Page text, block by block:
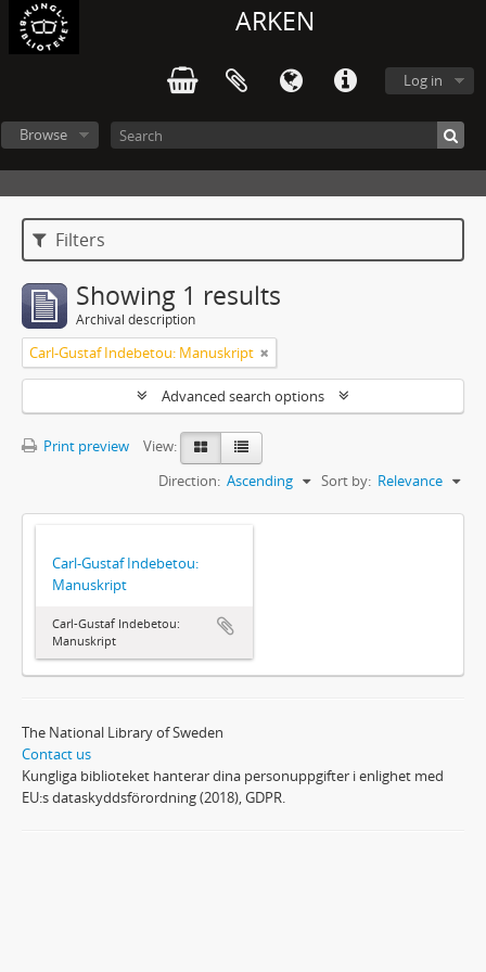
ARKEN
Log in
Browse
Filters
Showing 1 results
Archival description
Carl-Gustaf Indebetou: Manuskript
Advanced search options
Print preview
View:
Sort by: Relevance
Direction: Ascending
Carl-Gustaf Indebetou:
Manuskript
Carl-Gustaf Indebetou:
Manuskript
The National Library of Sweden
Contact us
Kungliga biblioteket hanterar dina personuppgifter i enlighet med
EU:s dataskyddsförordning (2018), GDPR.